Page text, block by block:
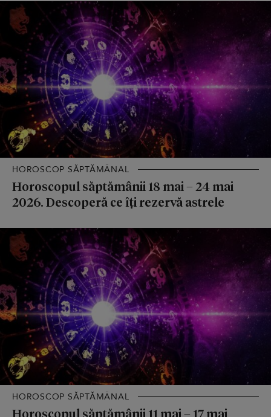
HOROSCOP SĂPTĂMÂNAL
Horoscopul săptămânii 18 mai – 24 mai
2026. Descoperă ce îți rezervă astrele
HOROSCOP SĂPTĂMÂNAL
Horoscopul săptămânii 11 mai – 17 mai